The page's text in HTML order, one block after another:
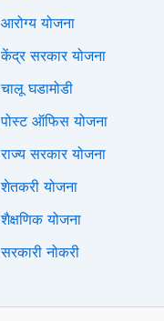
आरोग्य योजना
केंद्र सरकार योजना
चालू घडामोडी
पोस्ट ऑफिस योजना
राज्य सरकार योजना
शेतकरी योजना
शैक्षणिक योजना
सरकारी नोकरी